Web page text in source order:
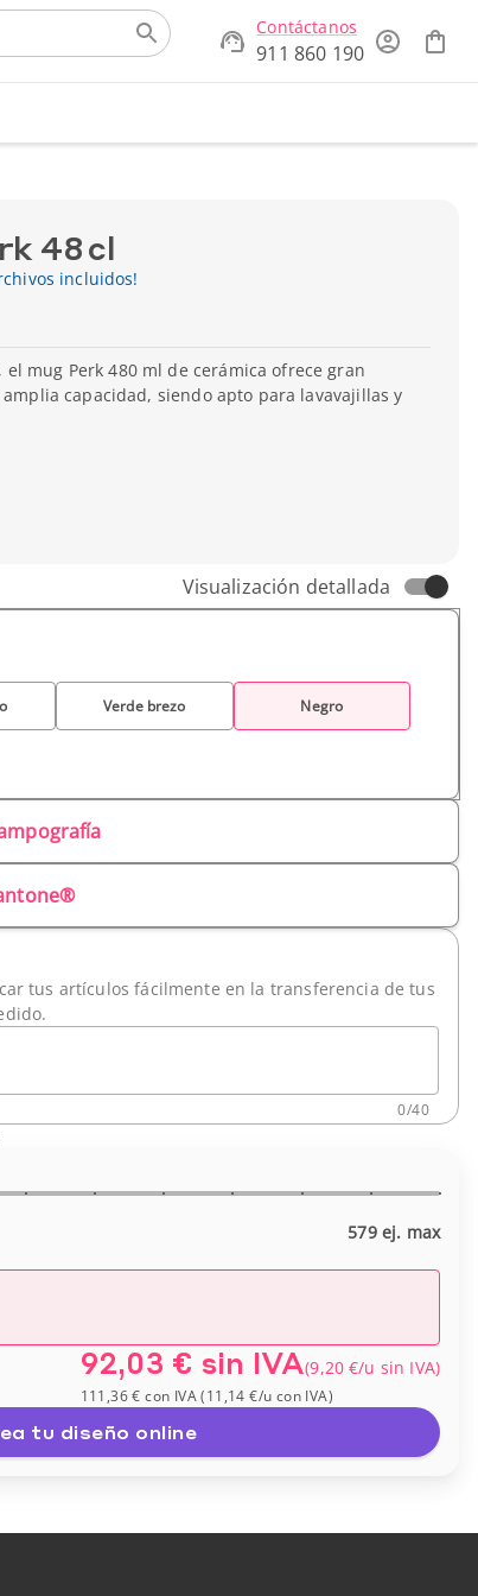
Contáctanos
911 860 190
48 cl
incluidos!
mug Perk 480 ml de cerámica ofrece gran
capacidad, siendo apto para lavavajillas y
Visualización detallada
Verde brezo Negro
tus artículos fácilmente en la transferencia de tus
0/40
579 ej. max
92,03 € sin IVA(9,20 €/u sin IVA)
111,36 € con IVA(11,14 €/u con IVA)
tu diseño online